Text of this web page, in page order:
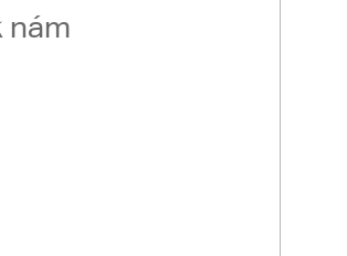
nám